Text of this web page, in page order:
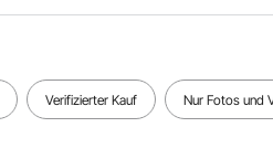
Verifizierter Kauf Nur Fotos und